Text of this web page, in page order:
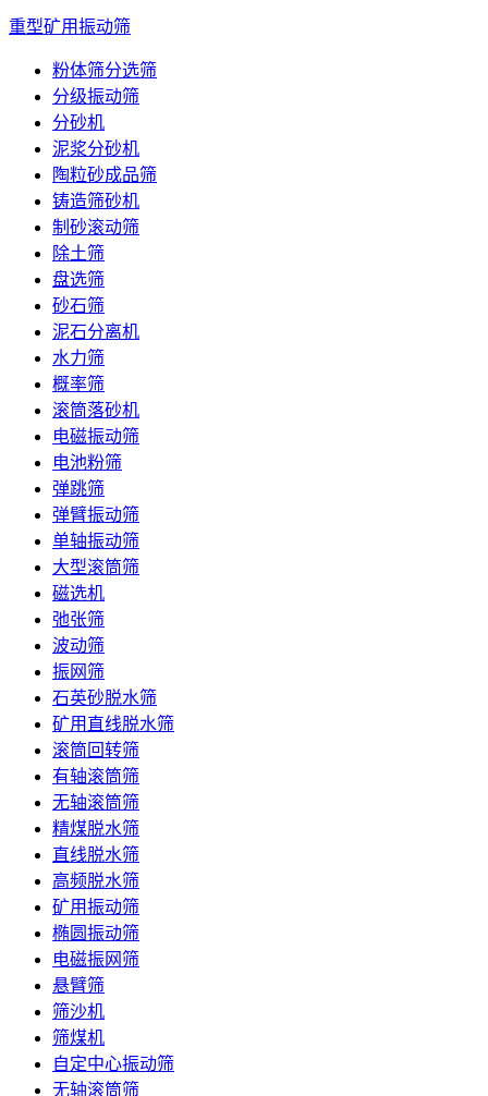
重型矿用振动筛
粉体筛分选筛
分级振动筛
分砂机
泥浆分砂机
陶粒砂成品筛
铸造筛砂机
制砂滚动筛
除土筛
盘选筛
砂石筛
泥石分离机
水力筛
概率筛
滚筒落砂机
电磁振动筛
电池粉筛
弹跳筛
弹臂振动筛
单轴振动筛
大型滚筒筛
磁选机
弛张筛
波动筛
振网筛
石英砂脱水筛
矿用直线脱水筛
滚筒回转筛
有轴滚筒筛
无轴滚筒筛
精煤脱水筛
直线脱水筛
高频脱水筛
矿用振动筛
椭圆振动筛
电磁振网筛
悬臂筛
筛沙机
筛煤机
自定中心振动筛
无轴滚筒筛